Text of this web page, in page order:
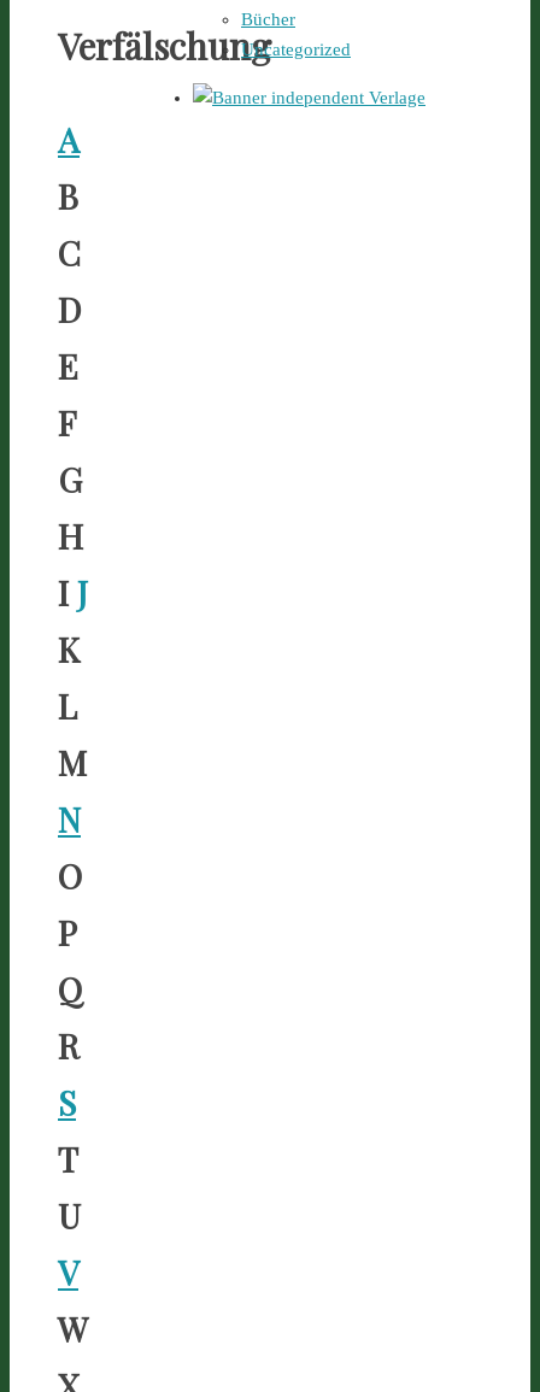
Verfälschung
A
B
C
D
E
F
G
H
IJ
K
L
M
N
O
P
Q
R
S
T
U
V
W
Bücher
Uncategorized